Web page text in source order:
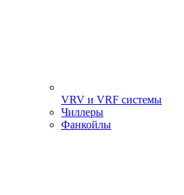
VRV и VRF системы
Чиллеры
Фанкойлы